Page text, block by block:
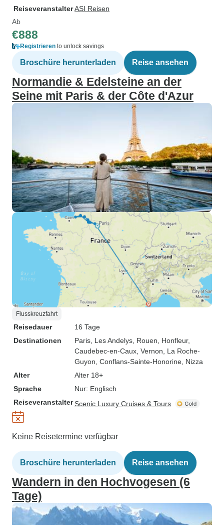
ReiseveranstalterASI Reisen
Ab
€888
Registrieren to unlock savings
Broschüre herunterladen Reise ansehen
Normandie & Edelsteine an der
Seine mit Paris & der Côte d'Azur
Flusskreuzfahrt
Reisedauer
16 Tage
Destinationen
Paris , Les Andelys , Rouen , Honfleur,
Caudebec-en-Caux , Vernon , La Roche-
Guyon , Conflans-Sainte-Honorine , Nizza
Alter
Alter 18+
Sprache
Nur: Englisch
ReiseveranstalterScenic Luxury Cruises & Tours
Keine Reisetermine verfügbar
Broschüre herunterladen Reise ansehen
Wandern in den Hochvogesen (6
Tage)